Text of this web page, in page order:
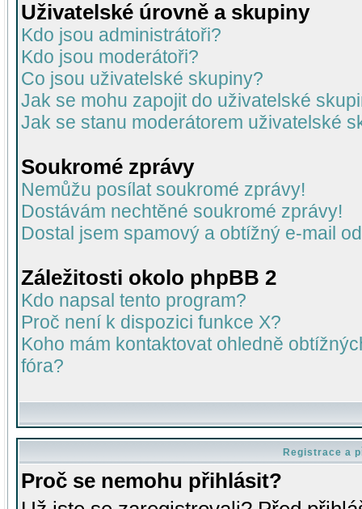
Uživatelské úrovně a skupiny
Kdo jsou administrátoři?
Kdo jsou moderátoři?
Co jsou uživatelské skupiny?
Jak se mohu zapojit do uživatelské
Jak se stanu moderátorem uživatelské
Soukromé zprávy
Nemůžu posílat soukromé zprávy!
Dostávám nechtěné soukromé zprávy!
Dostal jsem spamový a obtížný e-mail
Záležitosti okolo phpBB 2
Kdo napsal tento program?
Proč není k dispozici funkce X?
Koho mám kontaktovat ohledně
fóra?
Registrace a
Proč se nemohu přihlásit?